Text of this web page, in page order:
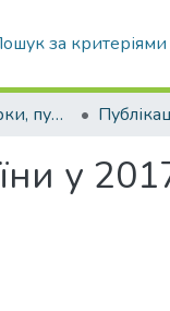
за критеріями
Конференції, збірки, публікації молодих вчених і здобувачів : магістрів, бакалаврів, аспірантів.
у